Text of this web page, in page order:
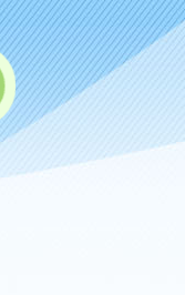
ประเมินภาษี
ท้องถิ่น